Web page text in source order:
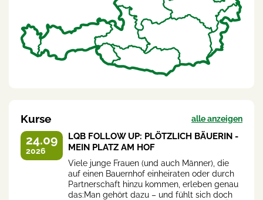
Kurse alle anzeigen
24.09
2026
LQB FOLLOW UP: PLÖTZLICH BÄUERIN -
MEIN PLATZ AM HOF
Viele junge Frauen (und auch Männer), die
auf einen Bauernhof einheiraten oder durch
Partnerschaft hinzu kommen, erleben genau
das:Man gehört dazu – und fühlt sich doch